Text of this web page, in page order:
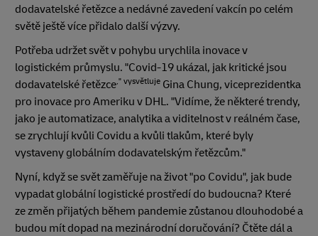
dodavatelské řetězce a nedávné zavedení vakcín po celém
světě ještě více přidalo další výzvy.
Potřeba udržet svět v pohybu urychlila inovace v
logistickém průmyslu. "Covid-19 ukázal, jak kritické jsou
dodavatelské řetězce," vysvětluje Gina Chung, viceprezidentka
pro inovace pro Ameriku v DHL. "Vidíme, že některé trendy,
jako je automatizace, analytika a viditelnost v reálném čase,
se zrychlují kvůli Covidu a kvůli tlakům, které byly
vystaveny globálním dodavatelským řetězcům."
Nyní, když se svět zaměřuje na život "po Covidu", jak bude
vypadat globální logistické prostředí do budoucna? Které
ze změn přijatých během pandemie zůstanou dlouhodobé a
budou mít dopad na mezinárodní doručování? Čtěte dál a